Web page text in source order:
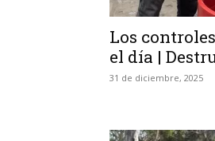
Los
el día |
31 de diciembre, 2025